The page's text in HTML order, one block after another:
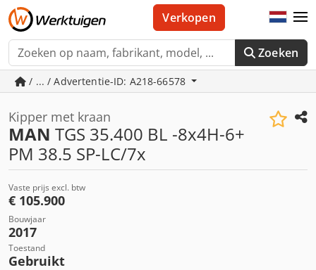
Zoeken
Verkopen
/ ... / Advertentie-ID: A218-66578
Kipper met kraan
MAN TGS 35.400 BL -8x4H-6+
PM 38.5 SP-LC/7x
Vaste prijs excl. btw
€ 105.900
Bouwjaar
2017
Toestand
Gebruikt